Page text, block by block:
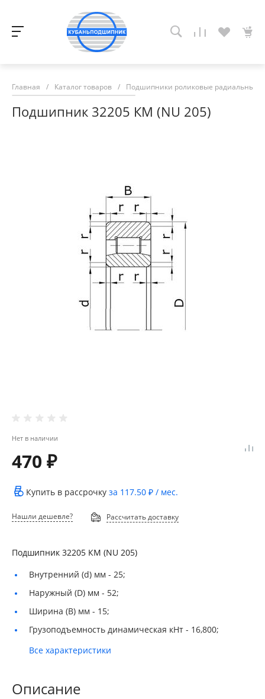
Главная / Каталог товаров / Подшипники роликовые радиальные
Подшипник 32205 КМ (NU 205)
Нет в наличии
470 ₽
Купить в рассрочку за 117.50 ₽ / мес.
Нашли дешевле? Рассчитать доставку
Подшипник 32205 КМ (NU 205)
Внутренний (d) мм - 25;
Наружный (D) мм - 52;
Ширина (B) мм - 15;
Грузоподъемность динамическая кНт - 16,800;
Все характеристики
Описание